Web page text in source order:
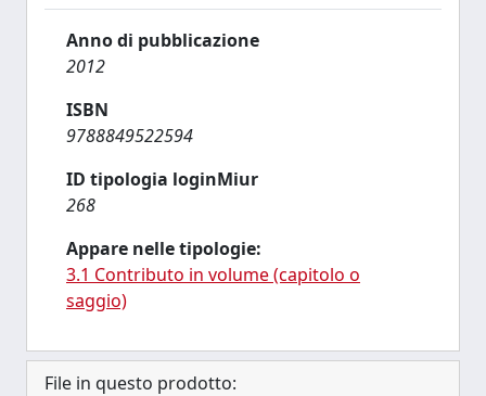
Anno di pubblicazione
2012
ISBN
9788849522594
ID tipologia loginMiur
268
Appare nelle tipologie:
3.1 Contributo in volume (capitolo o
saggio)
File in questo prodotto: